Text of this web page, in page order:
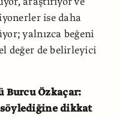
ise daha
yalnızca beğeni
değer de belirleyici
Özkaçar:
dikkat